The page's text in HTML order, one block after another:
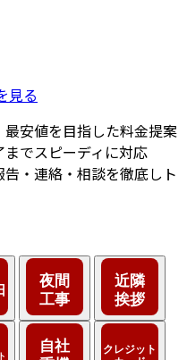
見る
安値を目指した料金提案
でスピーディに対応
・連絡・相談を徹底しト